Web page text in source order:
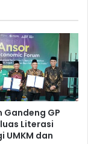
Gandeng GP
Literasi
UMKM dan